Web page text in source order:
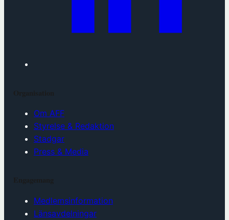
Om AFF
Styrelse & Redaktion
Stadgar
Press & Media
Medlemsinformation
Länsavdelningar